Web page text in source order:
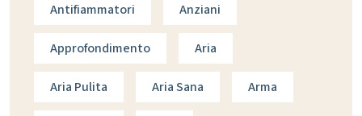
Antifiammatori Anziani
Approfondimento Aria
Aria Pulita Aria Sana Arma